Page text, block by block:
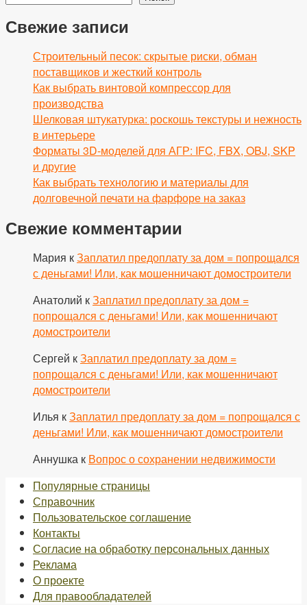
Свежие записи
Строительный песок: скрытые риски, обман
поставщиков и жесткий контроль
Как выбрать винтовой компрессор для
производства
Шелковая штукатурка: роскошь текстуры и нежность
в интерьере
Форматы 3D-моделей для АГР: IFC, FBX, OBJ, SKP
и другие
Как выбрать технологию и материалы для
долговечной печати на фарфоре на заказ
Свежие комментарии
Мария кЗаплатил предоплату за дом = попрощался
с деньгами! Или, как мошенничают домостроители
Анатолий кЗаплатил предоплату за дом =
попрощался с деньгами! Или, как мошенничают
домостроители
Сергей кЗаплатил предоплату за дом =
попрощался с деньгами! Или, как мошенничают
домостроители
Илья кЗаплатил предоплату за дом = попрощался с
деньгами! Или, как мошенничают домостроители
Аннушка к Вопрос о сохранении недвижимости
Популярные страницы
Справочник
Пользовательское соглашение
Контакты
Согласие на обработку персональных данных
Реклама
О проекте
Для правообладателей